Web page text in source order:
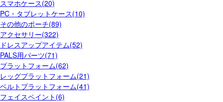
スマホケース(20)
PC・タブレットケース(10)
その他のポーチ(89)
アクセサリー(322)
ドレスアップアイテム(52)
PALS用パーツ(71)
プラットフォーム(62)
レッグプラットフォーム(21)
ベルトプラットフォーム(41)
フェイスペイント(6)